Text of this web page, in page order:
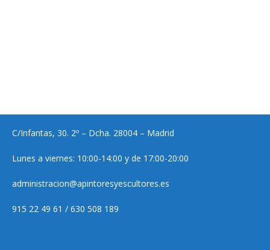
C/Infantas, 30. 2º – Dcha. 28004 – Madrid
Lunes a viernes: 10:00-14:00 y de 17:00-20:00
administracion@apintoresyescultores.es
915 22 49 61 / 630 508 189